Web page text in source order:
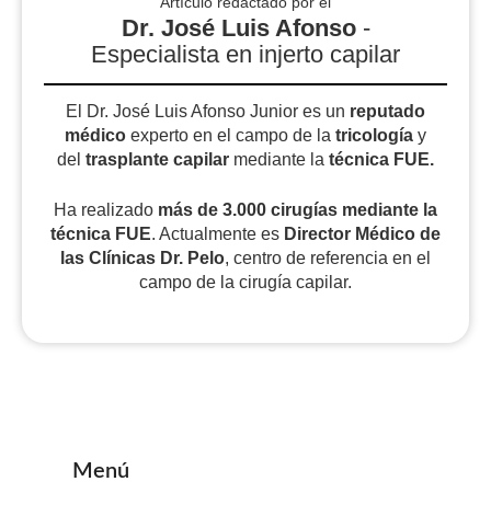
Dr. José Luis Afonso-
Especialista en injerto capilar
El Dr. José Luis Afonso Junior es un reputado
médico experto en el campo de la tricología y
del trasplante capilar mediante la técnica FUE.
Ha realizado más de 3.000 cirugías mediante la
técnica FUE. Actualmente es Director Médico de
las Clínicas Dr. Pelo, centro de referencia en el
campo de la cirugía capilar.
Menú